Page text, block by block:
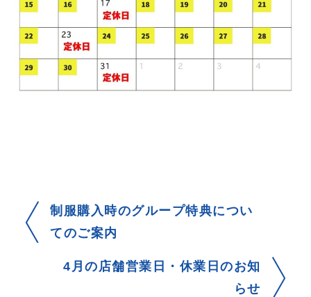
制服購入時のグループ特典につい
てのご案内
4月の店舗営業日・休業日のお知
らせ